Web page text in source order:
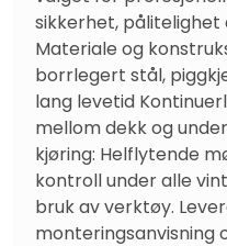
sikkerhet,
Materiale og
borrlegert stål,
lang levetid
mellom dekk og
kjøring: Helflytende
kontroll under alle
bruk av verktøy.
monteringsanvisning